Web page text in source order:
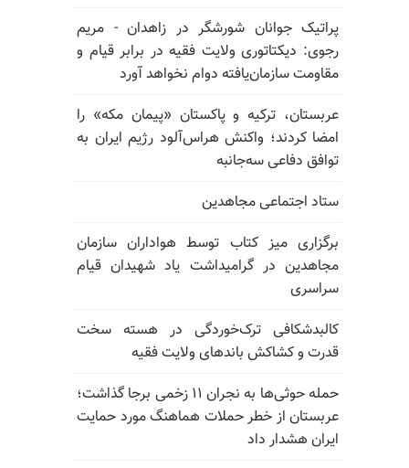
پراتیک جوانان شورشگر در زاهدان - مریم
رجوی: دیکتاتوری ولایت فقیه در برابر قیام و
مقاومت سازمان‌یافته دوام نخواهد آورد
عربستان، ترکیه و پاکستان «پیمان مکه» را
امضا کردند؛ واکنش هراس‌آلود رژیم ایران به
توافق دفاعی سه‌جانبه
ستاد اجتماعی مجاهدین
برگزاری میز کتاب توسط هواداران سازمان
مجاهدین در گرامیداشت یاد شهیدان قیام
سراسری
کالبدشکافی ترک‌خوردگی در هسته سخت
قدرت و کشاکش باندهای ولایت فقیه
حمله حوثی‌ها به نجران ۱۱ زخمی برجا گذاشت؛
عربستان از خطر حملات هماهنگ مورد حمایت
ایران هشدار داد